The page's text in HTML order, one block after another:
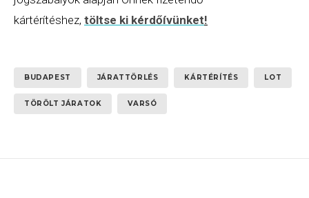
kártérítéshez, töltse ki kérdőívünket!
BUDAPEST JÁRATTÖRLÉS KÁRTÉRÍTÉS LOT
TÖRÖLT JÁRATOK VARSÓ